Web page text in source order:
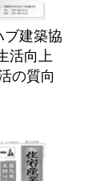
ブ建築協
活向上
の質向